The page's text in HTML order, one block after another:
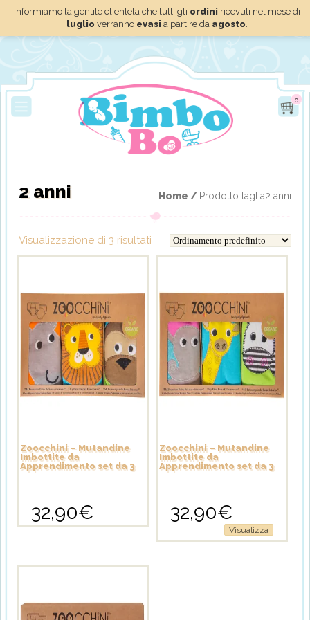
Informiamo la gentile clientela che tutti gli ordini ricevuti nel mese di
luglio verranno evasi a partire da agosto.
0
Home / Prodotto taglia2 anni
2 anni
Visualizzazione di 3 risultati
Zoocchini – Mutandine
Imbottite da
Apprendimento set da 3
32,90€
Questo
più
opzioni
Zoocchini – Mutandine
Imbottite da
Apprendimento set da 3
32,90€
Visualizza
prodotto